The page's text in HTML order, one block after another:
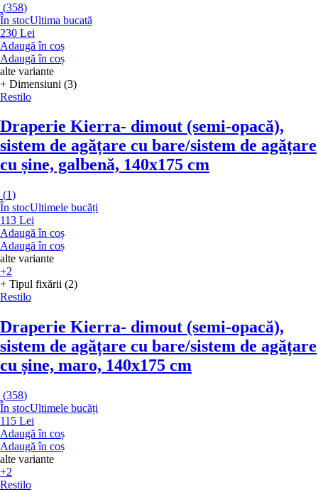
(358)
În stocUltima bucată
230 Lei
Adaugă în coș
Adaugă în coș
alte variante
+ Dimensiuni (3)
Restilo
Draperie Kierra- dimout (semi-opacă),
sistem de agățare cu bare/sistem de agățare
cu șine, galbenă, 140x175 cm
(1)
În stocUltimele bucăți
113 Lei
Adaugă în coș
Adaugă în coș
alte variante
+2
+ Tipul fixării (2)
Restilo
Draperie Kierra- dimout (semi-opacă),
sistem de agățare cu bare/sistem de agățare
cu șine, maro, 140x175 cm
(358)
În stocUltimele bucăți
115 Lei
Adaugă în coș
Adaugă în coș
alte variante
+2
Restilo